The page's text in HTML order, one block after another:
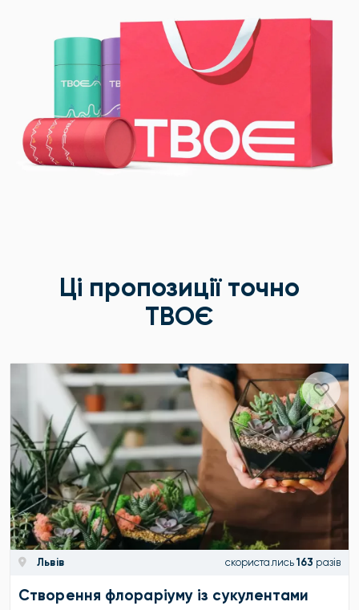
Ці пропозиції точно
ТВОЄ
Львів скористались 163 разів
Створення флораріуму із сукулентами